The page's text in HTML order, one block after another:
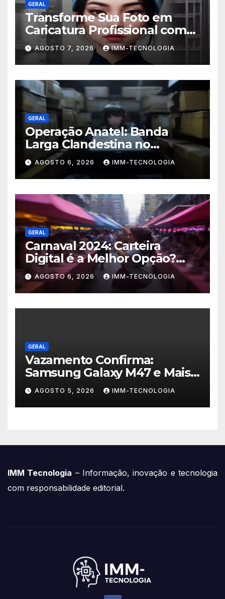
GERAL
Transforme Sua Foto em
Caricatura Profissional com
ChatGPT: A Nova Trend
Digital Explicada
AGOSTO 7, 2026 IMM-TECNOLOGIA
GERAL
Operação Anatel: Banda
Larga Clandestina no
Sudeste Sofre Grande Golpe
com Apreensão de R$ 24 Mil
em Equipamentos
AGOSTO 6, 2026 IMM-TECNOLOGIA
GERAL
Carnaval 2024: Carteira
Digital é a Melhor Opção?
Guia Completo de Segurança
para Pagar com o Celular na
Folia
AGOSTO 6, 2026 IMM-TECNOLOGIA
GERAL
Vazamento Confirma:
Samsung Galaxy M47 e Mais
Dois Dispositivos a Caminho!
AGOSTO 5, 2026 IMM-TECNOLOGIA
IMM Tecnologia – Informação, inovação e tecnologia
com responsabilidade editorial.